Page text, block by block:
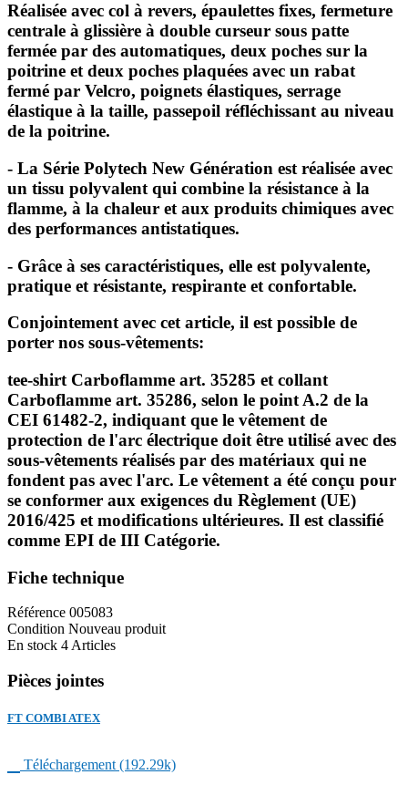
Réalisée avec col à revers, épaulettes fixes, fermeture
centrale à glissière à double curseur sous patte
fermée par des automatiques, deux poches sur la
poitrine et deux poches plaquées avec un rabat
fermé par Velcro, poignets élastiques, serrage
élastique à la taille, passepoil réfléchissant au niveau
de la poitrine.
- La Série Polytech New Génération est réalisée avec
un tissu polyvalent qui combine la résistance à la
flamme, à la chaleur et aux produits chimiques avec
des performances antistatiques.
- Grâce à ses caractéristiques, elle est polyvalente,
pratique et résistante, respirante et confortable.
Conjointement avec cet article, il est possible de
porter nos sous-vêtements:
tee-shirt Carboflamme art. 35285 et collant
Carboflamme art. 35286, selon le point A.2 de la
CEI 61482-2, indiquant que le vêtement de
protection de l'arc électrique doit être utilisé avec des
sous-vêtements réalisés par des matériaux qui ne
fondent pas avec l'arc. Le vêtement a été conçu pour
se conformer aux exigences du Règlement (UE)
2016/425 et modifications ultérieures. Il est classifié
comme EPI de III Catégorie.
Fiche technique
Référence 005083
Condition Nouveau produit
En stock 4 Articles
Pièces jointes
FT COMBI ATEX
Téléchargement (192.29k)